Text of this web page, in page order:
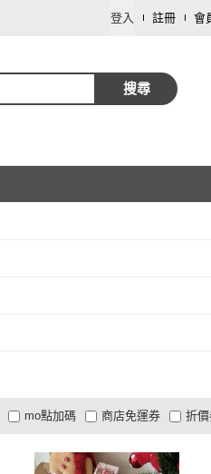
登入 註冊 會
搜尋
折
mo點加碼
低溫宅配
大家電安心配
大家電快配
定期配/分次配
商店免運券
及以上 3 及以上